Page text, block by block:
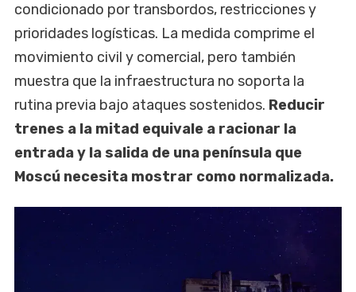
condicionado por transbordos, restricciones y
prioridades logísticas. La medida comprime el
movimiento civil y comercial, pero también
muestra que la infraestructura no soporta la
rutina previa bajo ataques sostenidos. Reducir
trenes a la mitad equivale a racionar la
entrada y la salida de una península que
Moscú necesita mostrar como normalizada.